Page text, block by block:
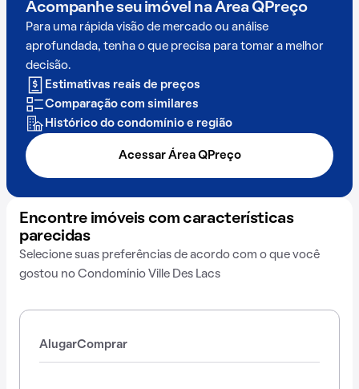
Acompanhe seu imóvel na Área QPreço
Para uma rápida visão de mercado ou análise
aprofundada, tenha o que precisa para tomar a melhor
decisão.
Estimativas reais de preços
Comparação com similares
Histórico do condomínio e região
Acessar Área QPreço
Encontre imóveis com características
parecidas
Selecione suas preferências de acordo com o que você
gostou no Condomínio Ville Des Lacs
AlugarComprar